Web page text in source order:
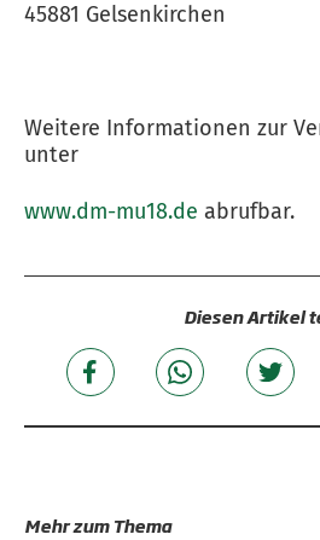
45881 Gelsenkirchen
Weitere Informationen zur
unter
www.dm-mu18.de abrufbar.
Diesen Artikel
Mehr zum Thema